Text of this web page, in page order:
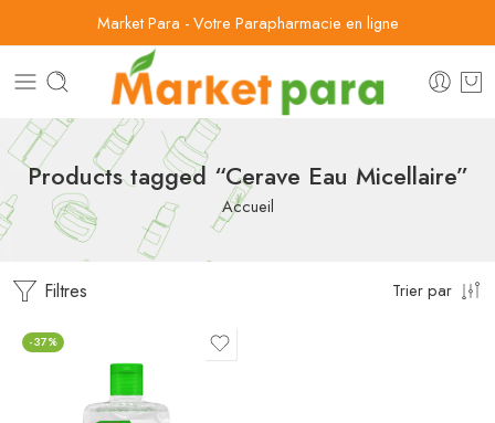
Market Para - Votre Parapharmacie en ligne
Products tagged “Cerave Eau Micellaire”
Accueil
Filtres Trier par
-37%